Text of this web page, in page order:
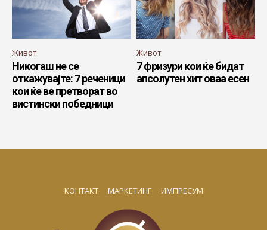
Живот
Никогаш не се
откажувајте: 7 реченици
кои ќе ве претворат во
вистински победници
Живот
7 фризури кои ќе бидат
апсолутен хит оваа есен
КОНТАКТ МАРКЕТИНГ ИМПРЕСУМ